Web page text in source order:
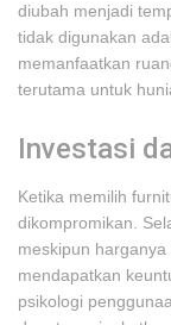
diubah menjadi
tidak digunakan
memanfaatkan
terutama untuk
Investasi
Ketika memilih
dikompromikan.
meskipun
mendapatkan
psikologi